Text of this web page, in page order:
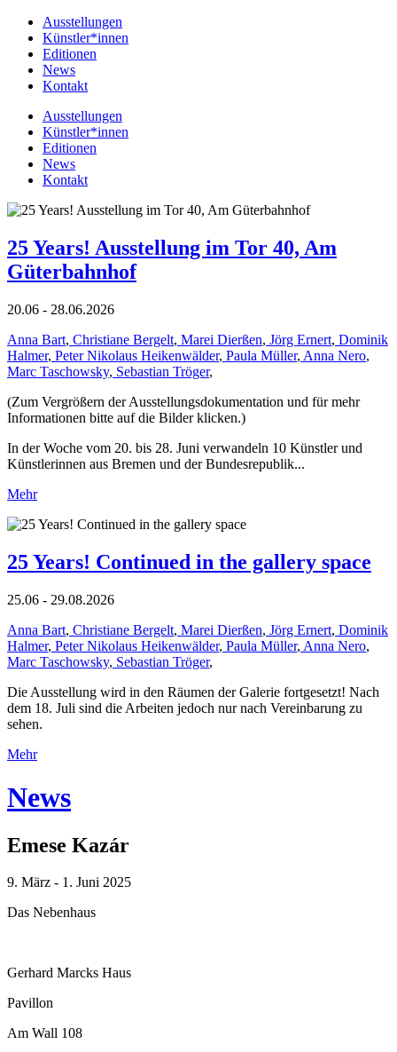
Ausstellungen
Künstler*innen
Editionen
News
Kontakt
Ausstellungen
Künstler*innen
Editionen
News
Kontakt
25 Years! Ausstellung im Tor 40, Am
Güterbahnhof
20.06 - 28.06.2026
Anna Bart, Christiane Bergelt, Marei Dierßen, Jörg Ernert, Dominik
Halmer, Peter Nikolaus Heikenwälder, Paula Müller, Anna Nero,
Marc Taschowsky, Sebastian Tröger,
(Zum Vergrößern der Ausstellungsdokumentation und für mehr
Informationen bitte auf die Bilder klicken.)
In der Woche vom 20. bis 28. Juni verwandeln 10 Künstler und
Künstlerinnen aus Bremen und der Bundesrepublik...
Mehr
25 Years! Continued in the gallery space
25.06 - 29.08.2026
Anna Bart, Christiane Bergelt, Marei Dierßen, Jörg Ernert, Dominik
Halmer, Peter Nikolaus Heikenwälder, Paula Müller, Anna Nero,
Marc Taschowsky, Sebastian Tröger,
Die Ausstellung wird in den Räumen der Galerie fortgesetzt! Nach
dem 18. Juli sind die Arbeiten jedoch nur nach Vereinbarung zu
sehen.
Mehr
News
Emese Kazár
9. März - 1. Juni 2025
Das Nebenhaus
Gerhard Marcks Haus
Pavillon
Am Wall 108